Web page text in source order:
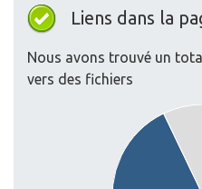
Liens dans la
Nous avons trouvé un
vers des fichiers